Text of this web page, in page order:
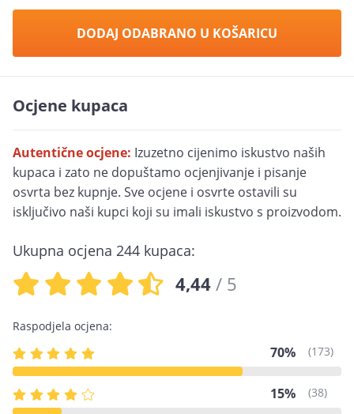
DODAJ ODABRANO U KOŠARICU
Ocjene kupaca
Autentične ocjene: Izuzetno cijenimo iskustvo naših
kupaca i zato ne dopuštamo ocjenjivanje i pisanje
osvrta bez kupnje. Sve ocjene i osvrte ostavili su
isključivo naši kupci koji su imali iskustvo s proizvodom.
Ukupna ocjena 244 kupaca:
4,44/ 5
Raspodjela ocjena:
70% (173)
15% (38)